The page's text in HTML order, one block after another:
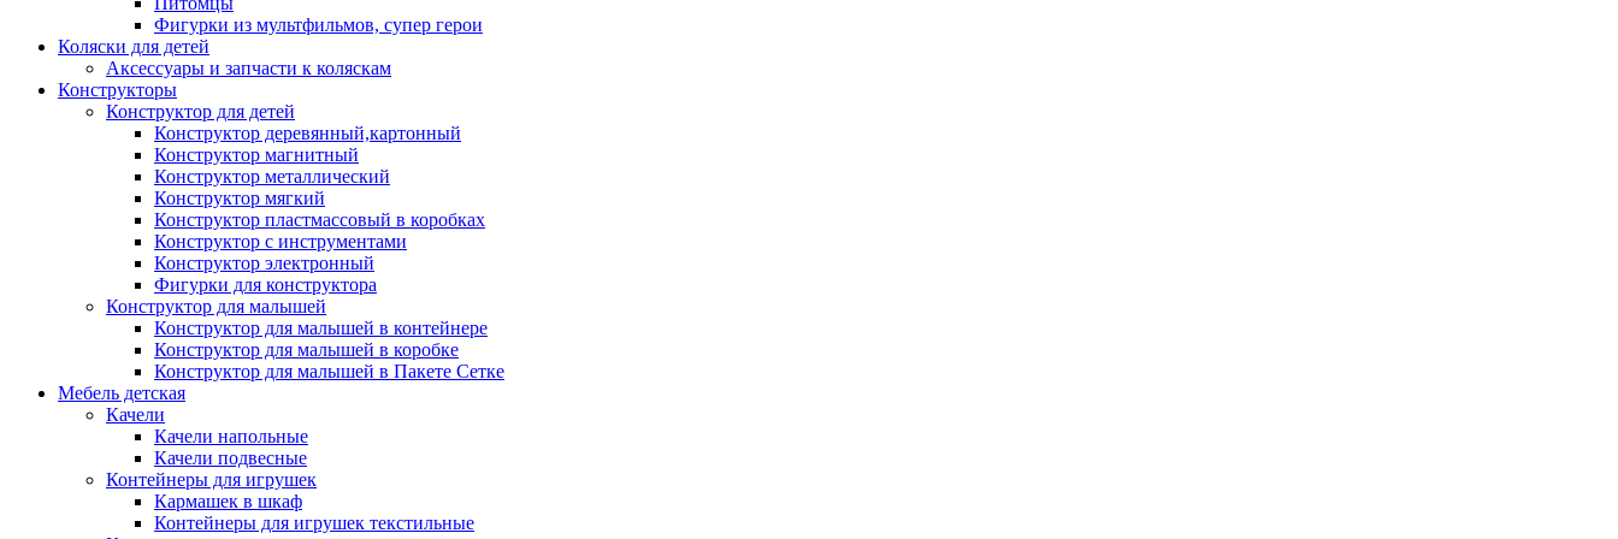
Фигурки из мультфильмов, супер герои
Коляски для детей
Аксессуары и запчасти к коляскам
Конструкторы
Конструктор для детей
Конструктор деревянный,картонный
Конструктор магнитный
Конструктор металлический
Конструктор мягкий
Конструктор пластмассовый в коробках
Конструктор с инструментами
Конструктор электронный
Фигурки для конструктора
Конструктор для малышей
Конструктор для малышей в контейнере
Конструктор для малышей в коробке
Конструктор для малышей в Пакете Сетке
Мебель детская
Качели
Качели напольные
Качели подвесные
Контейнеры для игрушек
Кармашек в шкаф
Контейнеры для игрушек текстильные